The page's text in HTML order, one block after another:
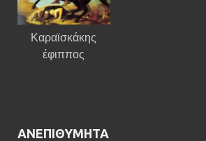
Καραϊσκάκης
έφιππος
ΑΝΕΠΙΘΎΜΗΤΑ